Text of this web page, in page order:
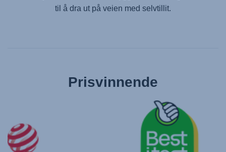
til å dra ut på veien med selvtillit.
Prisvinnende